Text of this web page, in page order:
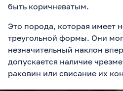
быть коричневатым.
Это порода, которая имеет
треугольной формы. Они
незначительный наклон
допускается наличие
раковин или свисание их